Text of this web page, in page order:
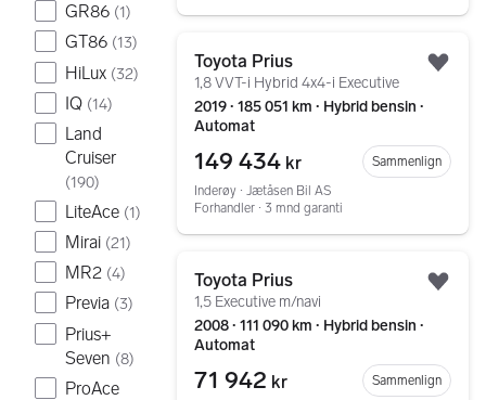
GR86 (1)
GT86 (13)
HiLux (32)
IQ (14)
Land
Cruiser
(190)
LiteAce (1)
Mirai (21)
MR2 (4)
Previa (3)
Prius+
Seven (8)
ProAce
Toyota Prius
1,8 VVT-i Hybrid 4x4-i Executive
2019 ∙ 185 051 km ∙ Hybrid bensin ∙
Automat
149 434 kr
Sammenlign
Inderøy ∙ Jætåsen Bil AS
Forhandler ∙ 3 mnd garanti
Toyota Prius
1,5 Executive m/navi
2008 ∙ 111 090 km ∙ Hybrid bensin ∙
Automat
71 942 kr
Sammenlign